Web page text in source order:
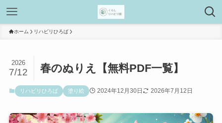
ホーム リハビリひろば
春のぬりえ【無料PDF一覧】
2026
7/12
リハビリひろば 塗り絵 2024年12月30日 2026年7月12日